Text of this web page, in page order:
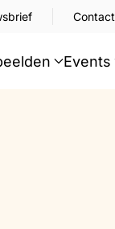
Contact
Events